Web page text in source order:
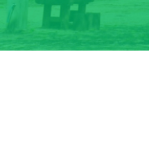
ライフステージ
結婚・離婚